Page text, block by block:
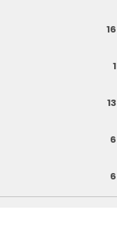
16
1
13
6
6